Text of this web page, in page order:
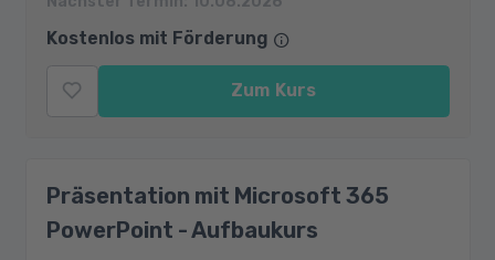
Kostenlos mit Förderung
Zum Kurs
Präsentation mit Microsoft 365
PowerPoint - Aufbaukurs